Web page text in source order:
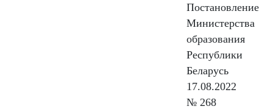
Постановление
Министерства
образования
Республики
Беларусь
17.08.2022
№ 268